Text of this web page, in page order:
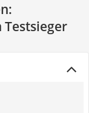
Testsieger